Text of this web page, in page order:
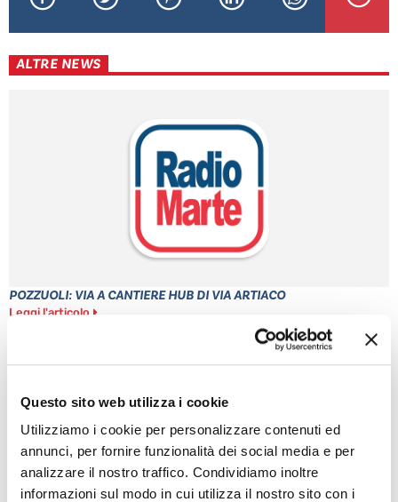
Questo sito web utilizza i cookie
Utilizziamo i cookie per personalizzare contenuti ed
annunci, per fornire funzionalità dei social media e per
analizzare il nostro traffico. Condividiamo inoltre
informazioni sul modo in cui utilizza il nostro sito con i
ALTRE NEWS
POZZUOLI: VIA A CANTIERE HUB DI VIA ARTIACO
Leggi l'articolo